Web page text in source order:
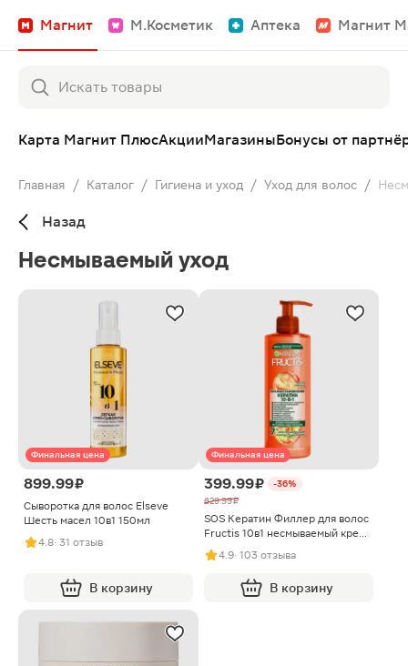
Магнит М.Косметик Аптека Магнит
Карта Магнит ПлюсАкцииМагазиныБонусы от
Главная / Каталог / Гигиена и уход / Уход для волос /
Назад
Несмываемый уход
Финальная цена
899.99 ₽
Сыворотка для волос Elseve
Шесть масел 10в1 150мл
4.8· 31 отзыв
В корзину
Финальная цена
399.99 ₽
-36%
629.99 ₽
SOS Кератин Филлер для волос
Fructis 10в1 несмываемый крем
400мл
4.9· 103 отзыва
В корзину